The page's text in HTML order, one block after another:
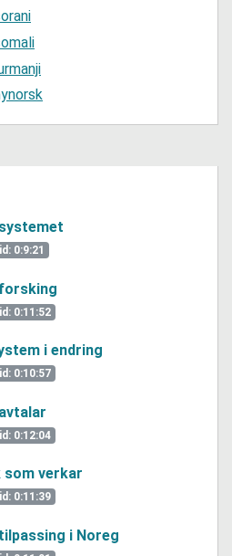
0:9:21
0:11:52
i endring
0:10:57
0:12:04
som verkar
0:11:39
i Noreg